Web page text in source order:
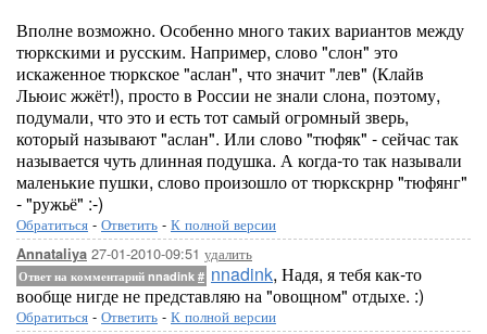
Вполне возможно. Особенно много таких вариантов между
тюркскими и русским. Например, слово "слон" это
искаженное тюркское "аслан", что значит "лев" (Клайв
Льюис жжёт!), просто в России не знали слона, поэтому,
подумали, что это и есть тот самый огромный зверь,
который называют "аслан". Или слово "тюфяк" - сейчас так
называется чуть длинная подушка. А когда-то так называли
маленькие пушки, слово произошло от тюркскрнр "тюфянг"
- "ружьё" :-)
Обратиться - Ответить - К полной версии
Annataliya 27-01-2010-09:51 удалить
Ответ на комментарий nnadink # nnadink, Надя, я тебя как-то
вообще нигде не представляю на "овощном" отдыхе. :)
Обратиться - Ответить - К полной версии